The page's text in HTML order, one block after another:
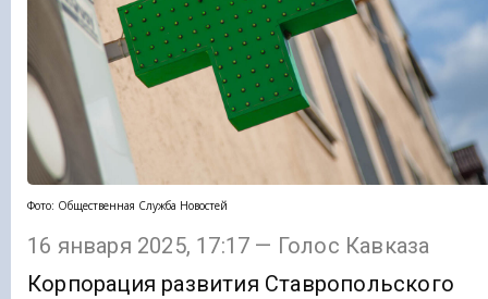
Фото: Общественная Служба Новостей
16 января 2025, 17:17 — Голос Кавказа
Корпорация развития Ставропольского